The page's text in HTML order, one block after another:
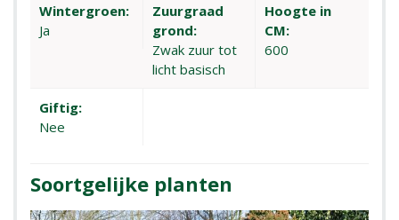
Wintergroen:
Ja
Zuurgraad
grond:
Zwak zuur tot
licht basisch
Hoogte in
CM:
600
Giftig:
Nee
Soortgelijke planten